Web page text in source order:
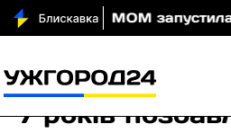
вночі МОМ запустила
7 років